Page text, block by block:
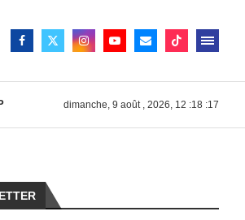
dimanche, 9 août , 2026, 12 :18 :17